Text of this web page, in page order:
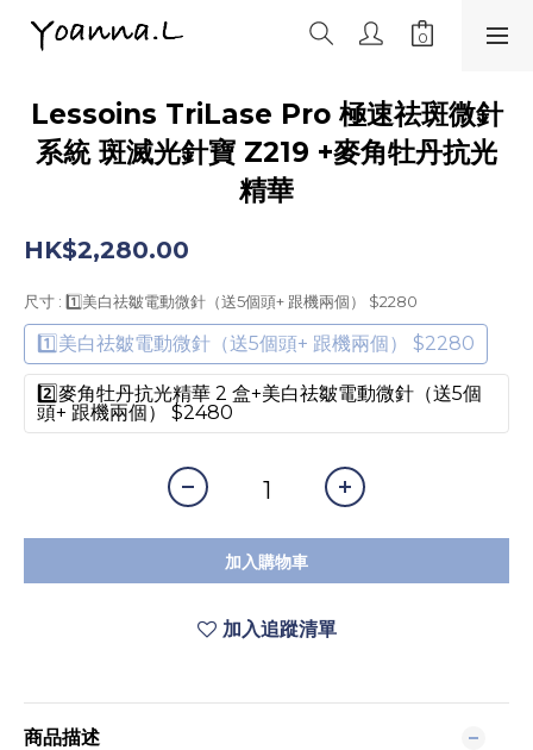
Lessoins TriLase Pro 極速祛斑微針
系統 斑滅光針寶 Z219 +麥角牡丹抗光
精華
HK$2,280.00
尺寸 : 1️⃣美白祛皺電動微針（送5個頭+ 跟機兩個） $2280
1️⃣美白祛皺電動微針（送5個頭+ 跟機兩個） $2280
2️⃣麥角牡丹抗光精華 2 盒+美白祛皺電動微針（送5個
頭+ 跟機兩個） $2480
加入購物車
加入追蹤清單
商品描述